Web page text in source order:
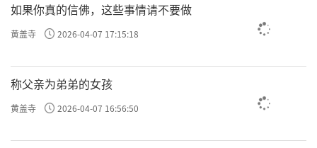
如果你真的信佛，这些事情请不要做
黄盖寺 2026-04-07 17:15:18
称父亲为弟弟的女孩
黄盖寺 2026-04-07 16:56:50